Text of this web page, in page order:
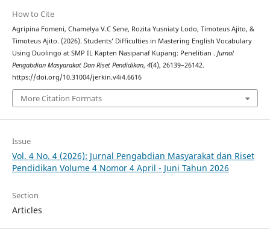
How to Cite
Agripina Fomeni, Chamelya V.C Sene, Rozita Yusniaty Lodo, Timoteus Ajito, &
Timoteus Ajito. (2026). Students’ Difficulties in Mastering English Vocabulary
Using Duolingo at SMP IL Kapten Nasipanaf Kupang: Penelitian . Jurnal
Pengabdian Masyarakat Dan Riset Pendidikan, 4(4), 26139–26142.
https://doi.org/10.31004/jerkin.v4i4.6616
More Citation Formats
Issue
Vol. 4 No. 4 (2026): Jurnal Pengabdian Masyarakat dan Riset
Pendidikan Volume 4 Nomor 4 April - Juni Tahun 2026
Section
Articles